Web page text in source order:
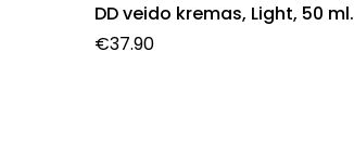
DD veido kremas, Light, 50 ml.
€37.90